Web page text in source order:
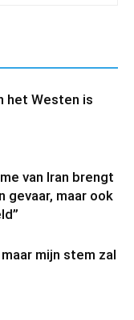
het Westen is
van Iran brengt
gevaar, maar ook
mijn stem zal